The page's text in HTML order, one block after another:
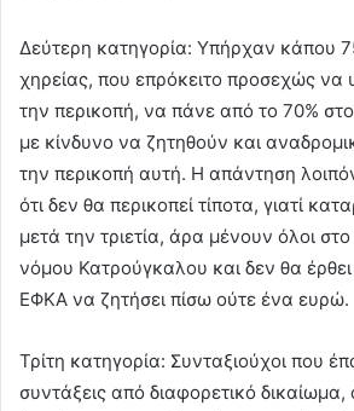
Δεύτερη κατηγορία: Υπήρχαν κάπου
χηρείας, που επρόκειτο προσεχώς να
την περικοπή, να πάνε από το 70%
με κίνδυνο να ζητηθούν και
την περικοπή αυτή. Η απάντηση
ότι δεν θα περικοπεί τίποτα, γιατί
μετά την τριετία, άρα μένουν όλοι
νόμου Κατρούγκαλου και δεν θα
ΕΦΚΑ να ζητήσει πίσω ούτε ένα ευρώ.
Τρίτη κατηγορία: Συνταξιούχοι που
συντάξεις από διαφορετικό δικαίωμα,